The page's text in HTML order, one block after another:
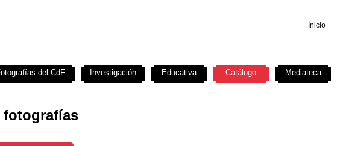
Inicio
fotografías
del CdF Investigación Educativa Catálogo Mediateca